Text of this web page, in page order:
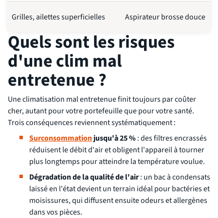
Grilles, ailettes superficielles Aspirateur brosse douce
Quels sont les risques
d'une clim mal
entretenue ?
Une climatisation mal entretenue finit toujours par coûter
cher, autant pour votre portefeuille que pour votre santé.
Trois conséquences reviennent systématiquement :
Surconsommationjusqu'à 25 %: des filtres encrassés
réduisent le débit d'air et obligent l'appareil à tourner
plus longtemps pour atteindre la température voulue.
Dégradation de la qualité de l'air: un bac à condensats
laissé en l'état devient un terrain idéal pour bactéries et
moisissures, qui diffusent ensuite odeurs et allergènes
dans vos pièces.